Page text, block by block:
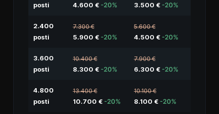
posti
4.600 € -20% 3.500 € -20%
2.400
posti
7.300 €
5.900 € -20%
5.600 €
4.500 € -20%
3.600
posti
10.400 €
8.300 € -20%
7.900 €
6.300 € -20%
4.800
posti
13.400 €
10.700 € -20%
10.100 €
8.100 € -20%